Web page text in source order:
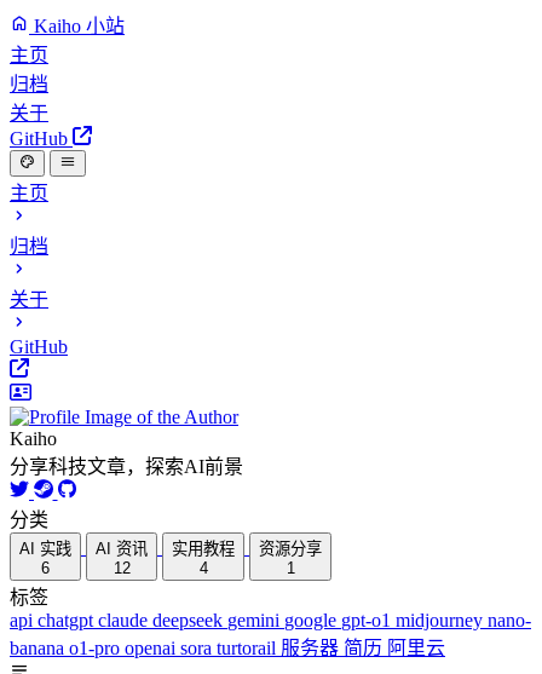
Kaiho 小站
主页
归档
关于
GitHub
主页
归档
关于
GitHub
Kaiho
分享科技文章，探索AI前景
分类
AI 实践
6
AI 资讯
12
实用教程
4
资源分享
1
标签
api chatgpt claude deepseek gemini google gpt-o1 midjourney nano-
banana o1-pro openai sora turtorail 服务器 简历 阿里云